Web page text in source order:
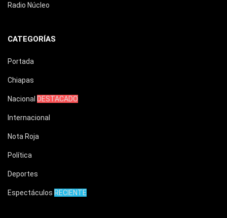
Radio Núcleo
CATEGORÍAS
Portada
Chiapas
Nacional DESTACADO
Internacional
Nota Roja
Política
Deportes
Espectáculos RECIENTE